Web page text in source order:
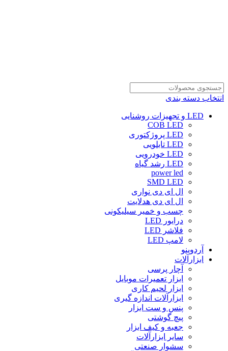
انتخاب دسته بندی
LED و تجهیزات روشنایی
COB LED
LED پروژکتوری
LED تابلویی
LED خودرویی
LED رشد گیاه
power led
SMD LED
ال ای دی نواری
ال ای دی هدلایت
چسب و خمیر سیلیکونی
درایور LED
فلاشر LED
لامپ LED
آردوینو
ابزارآلات
آچار پرسی
ابزار تعمیرات موبایل
ابزار لحیم کاری
ابزارآلات اندازه گیری
پنس و ست ابزار
پیچ گوشتی
جعبه و کیف ابزار
سایر ابزارآلات
سشوار صنعتی